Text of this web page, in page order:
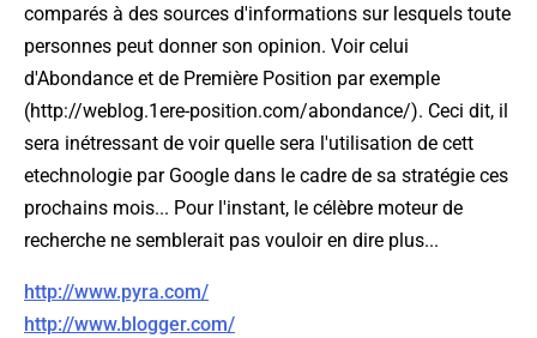
comparés à des sources d'informations sur lesquels toute
personnes peut donner son opinion. Voir celui
d'Abondance et de Première Position par exemple
(http://weblog.1ere-position.com/abondance/). Ceci dit, il
sera inétressant de voir quelle sera l'utilisation de cett
etechnologie par Google dans le cadre de sa stratégie ces
prochains mois... Pour l'instant, le célèbre moteur de
recherche ne semblerait pas vouloir en dire plus...
http://www.pyra.com/
http://www.blogger.com/